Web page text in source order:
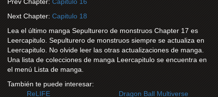
Next Chapter: Capitulo 18
Lea el último manga Sepulturero de monstruos Chapter 17 es
Leercapitulo. Sepulturero de monstruos siempre se actualiza en
Leercapitulo. No olvide leer las otras actualizaciones de manga.
Una lista de colecciones de manga Leercapitulo se encuentra en
el menú Lista de manga.
También te puede interesar:
ReLIFE
Dragon Ball Multiverse